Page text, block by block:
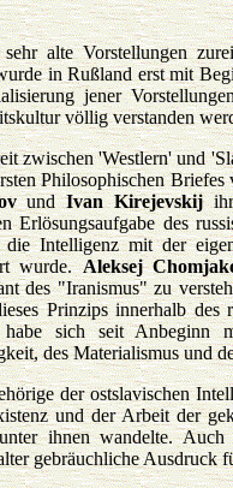
alte Vorstellungen
in Rußland erst mit
jener
völlig verstanden
zwischen 'Westlern' und
Philosophischen
undIvan Kirejevskij
Erlösungsaufgabe des
die Intelligenz mit der
wurde.Aleksej
des "Iranismus" zu
Prinzips innerhalb
habe sich seit Anbeginn
des Materialismus und
der ostslavischen
und der Arbeit der
ihnen wandelte.
gebräuchliche Ausdruck